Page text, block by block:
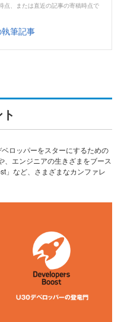
点、または直近の記事の寄稿時点で
筆記事
ロッパーをスターにするための
エンジニアの生きざまをブース
」など、さまざまなカンファレ